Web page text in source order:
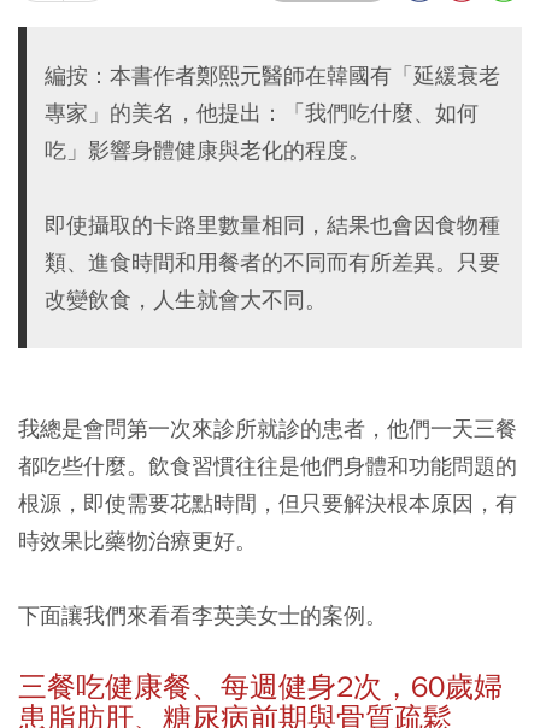
編按：本書作者鄭熙元醫師在韓國有「延緩衰老
專家」的美名，他提出：「我們吃什麼、如何
吃」影響身體健康與老化的程度。
即使攝取的卡路里數量相同，結果也會因食物種
類、進食時間和用餐者的不同而有所差異。只要
改變飲食，人生就會大不同。
我總是會問第一次來診所就診的患者，他們一天三餐
都吃些什麼。飲食習慣往往是他們身體和功能問題的
根源，即使需要花點時間，但只要解決根本原因，有
時效果比藥物治療更好。
下面讓我們來看看李英美女士的案例。
三餐吃健康餐、每週健身2次，60歲婦
患脂肪肝、糖尿病前期與骨質疏鬆